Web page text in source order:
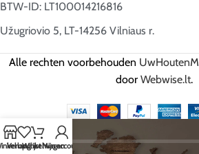
BTW-ID: LT100014216816
Užugriovio 5, LT-14256 Vilniaus r.
Alle rechten voorbehouden
door Webwise.lt.
op
Verlanglijst
Winkelwagen
Mijn account